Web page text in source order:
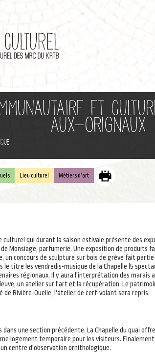
et
aux-Orignaux
Lieu culturel Métiers d'art
culturel qui durant la saison estivale présente des
Monsiage, parfumerie. Une exposition de produits
un concours de sculpture sur bois de grève fait
titre les vendredis-musique de la Chapelle (5
régionaux. Il y aura l'interprétation des marais
un atelier sur l'art et la récupération. Le
de Rivière-Ouelle, l'atelier de cerf-volant sera repris.
dans une section précédente. La Chapelle du quai
logement temporaire pour les visiteurs.
centre d'observation ornithologique.